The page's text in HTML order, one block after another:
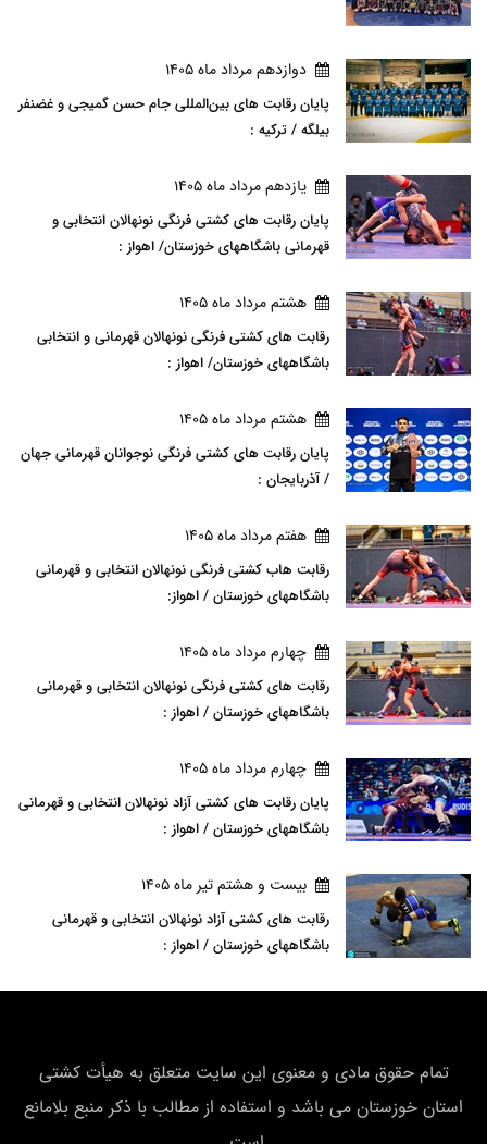
دوازدهم مرداد ماه 1405
پایان رقابت های بین‌المللی جام حسن گمیجی و غضنفر
بیلگه / ترکیه :
يازدهم مرداد ماه 1405
پایان رقابت های کشتی فرنگی نونهالان انتخابی و
قهرمانی باشگاههای خوزستان/ اهواز :
هشتم مرداد ماه 1405
رقابت های کشتی فرنگی نونهالان قهرمانی و انتخابی
باشگاههای خوزستان/ اهواز :
هشتم مرداد ماه 1405
پایان رقابت های کشتی فرنگی نوجوانان قهرمانی جهان
/ آذربایجان :
هفتم مرداد ماه 1405
رقابت هاب کشتی فرنگی نونهالان انتخابی و قهرمانی
باشگاههای خوزستان / اهواز:
چهارم مرداد ماه 1405
رقابت های کشتی فرنگی نونهالان انتخابی و قهرمانی
باشگاههای خوزستان / اهواز :
چهارم مرداد ماه 1405
پایان رقابت های کشتی آزاد نونهالان انتخابی و قهرمانی
باشگاههای خوزستان / اهواز :
بيست و هشتم تير ماه 1405
رقابت های کشتی آزاد نونهالان انتخابی و قهرمانی
باشگاههای خوزستان / اهواز :
تمام حقوق مادی و معنوی این سایت متعلق به هیأت كشتی
استان خوزستان می باشد و استفاده از مطالب با ذکر منبع بلامانع